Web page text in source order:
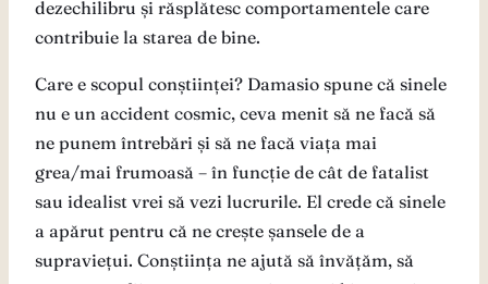
dezechilibru și răsplătesc comportamentele care
contribuie la starea de bine.
Care e scopul conștiinței? Damasio spune că sinele
nu e un accident cosmic, ceva menit să ne facă să
ne punem întrebări și să ne facă viața mai
grea/mai frumoasă – în funcție de cât de fatalist
sau idealist vrei să vezi lucrurile. El crede că sinele
a apărut pentru că ne crește șansele de a
supraviețui. Conștiința ne ajută să învățăm, să